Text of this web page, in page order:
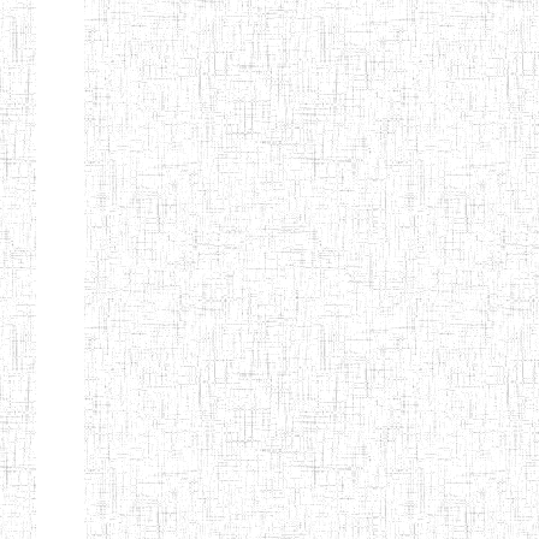
Etablissements
d'enseignement
secondaire
technique
et
professionnel
ESTP
Etablissements